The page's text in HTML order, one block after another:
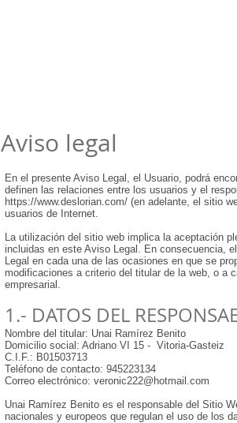
Aviso legal
En el presente Aviso Legal, el Usuario, podrá
definen las relaciones entre los usuarios y el
https://www.deslorian.com/ (en adelante, el sitio
usuarios de Internet.
La utilización del sitio web implica la aceptación
incluidas en este Aviso Legal. En consecuencia,
Legal en cada una de las ocasiones en que se
modificaciones a criterio del titular de la web, o a
empresarial.
1.- DATOS DEL
Nombre del titular: Unai Ramírez Benito
Domicilio social: Adriano VI 15 - Vitoria-Gasteiz
C.I.F.: B01503713
Teléfono de contacto: 945223134
Correo electrónico: veronic222@hotmail.com
Unai Ramírez Benito es el responsable del Sitio
nacionales y europeos que regulan el uso de los